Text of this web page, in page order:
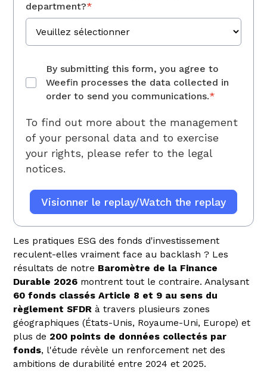
department?*
By submitting this form, you agree to
Weefin processes the data collected in
order to send you communications.*
To find out more about the management
of your personal data and to exercise
your rights, please refer to the legal
notices.
Les pratiques ESG des fonds d'investissement
reculent-elles vraiment face au backlash ? Les
résultats de notre Baromètre de la Finance
Durable 2026 montrent tout le contraire. Analysant
60 fonds classés Article 8 et 9 au sens du
règlement SFDR à travers plusieurs zones
géographiques (États-Unis, Royaume-Uni, Europe) et
plus de 200 points de données collectés par
fonds, l'étude révèle un renforcement net des
ambitions de durabilité entre 2024 et 2025.